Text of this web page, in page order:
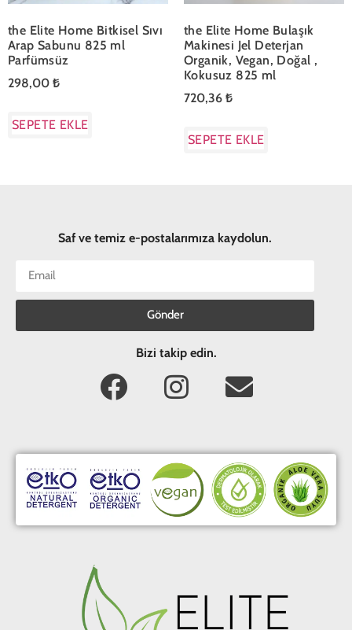
the Elite Home Bitkisel Sıvı
Arap Sabunu 825 ml
Parfümsüz
298,00 ₺
SEPETE EKLE
the Elite Home Bulaşık
Makinesi Jel Deterjan
Organik, Vegan, Doğal ,
Kokusuz 825 ml
720,36 ₺
SEPETE EKLE
Saf ve temiz e-postalarımıza kaydolun.
Gönder
Bizi takip edin.